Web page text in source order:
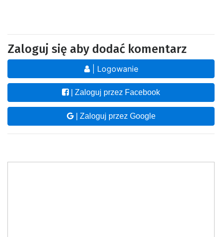
Zaloguj się aby dodać komentarz
| Logowanie
| Zaloguj przez Facebook
| Zaloguj przez Google